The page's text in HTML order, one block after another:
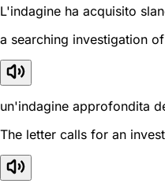
L'indagine ha acquisito
a searching investigation
un'indagine approfondita
The letter calls for an